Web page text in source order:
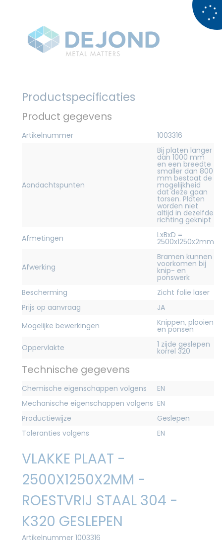
Productspecificaties
Product gegevens
Artikelnummer 1003316
Aandachtspunten
Bij platen langer
dan 1000 mm
en een breedte
smaller dan 800
mm bestaat de
mogelijkheid
dat deze gaan
torsen. Platen
worden niet
altijd in dezelfde
richting geknipt
Afmetingen
LxBxD =
2500x1250x2mm
Afwerking
Bramen kunnen
voorkomen bij
knip- en
ponswerk
Bescherming
Zicht folie laser
Prijs op aanvraag
JA
Mogelijke bewerkingen
Knippen, plooien
en ponsen
Oppervlakte
1 zijde geslepen
korrel 320
Technische gegevens
Chemische eigenschappen volgens
EN
Mechanische eigenschappen volgens EN
Productiewijze
Geslepen
Toleranties volgens
EN
VLAKKE PLAAT -
2500X1250X2MM -
ROESTVRIJ STAAL 304 -
K320 GESLEPEN
Artikelnummer 1003316